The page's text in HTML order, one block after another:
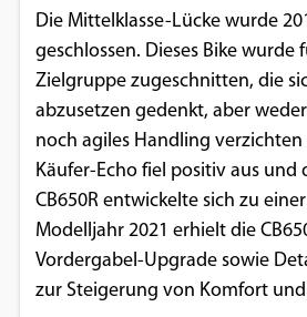
Die Mittelklasse-Lücke wurde
geschlossen. Dieses Bike wurde
Zielgruppe zugeschnitten, die
abzusetzen gedenkt, aber
noch agiles Handling verzichten
Käufer­-Echo fiel positiv aus und
CB650R entwickelte sich zu
Modelljahr 2021 erhielt die
Vordergabel-Upgrade sowie
zur Steigerung von Komfort
Cookie Laufzeit:
EXTERNE MEDIEN
Um Inhalte von
Social Media Plattformen
können, werden von
Medien Cookies gesetzt.